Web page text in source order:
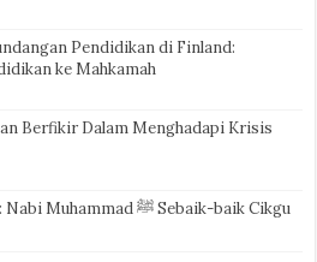
Pendidikan di Finland:
ke Mahkamah
Berfikir Dalam Menghadapi Krisis
Al-Rasul al-Mu’allim: Nabi Muhammad ﷺ Sebaik-baik Cikgu